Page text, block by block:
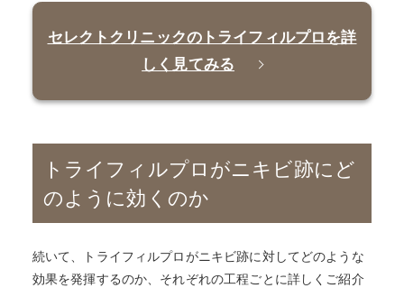
セレクトクリニックのトライフィルプロを詳
しく見てみる
トライフィルプロがニキビ跡にど
のように効くのか
続いて、トライフィルプロがニキビ跡に対してどのような
効果を発揮するのか、それぞれの工程ごとに詳しくご紹介